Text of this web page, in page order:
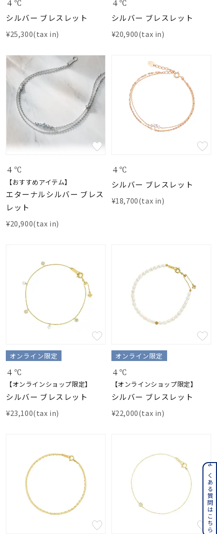
４℃
シルバー ブレスレット
¥25,300(tax in)
４℃
シルバー ブレスレット
¥20,900(tax in)
４℃
【おすすめアイテム】
エターナルシルバー ブレス
レット
¥20,900(tax in)
４℃
シルバー ブレスレット
¥18,700(tax in)
オンライン限定
４℃
【オンラインショップ限定】
シルバー ブレスレット
¥23,100(tax in)
オンライン限定
４℃
【オンラインショップ限定】
シルバー ブレスレット
¥22,000(tax in)
よくある質問はこちら